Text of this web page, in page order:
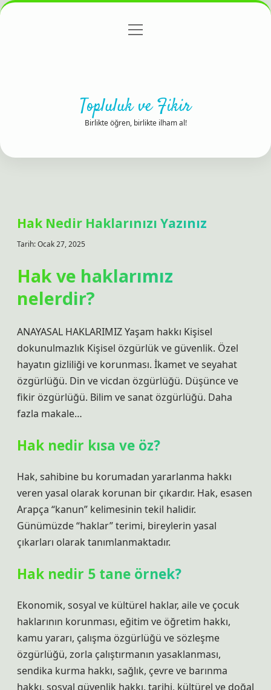
Gizlilik Politikası
menüyü
Topluluk ve Fikir
Birlikte öğren, birlikte ilham al!
Hak Nedir Haklarınızı Yazınız
Tarih: Ocak 27, 2025
Hak ve haklarımız
nelerdir?
ANAYASAL HAKLARIMIZ Yaşam hakkı Kişisel
dokunulmazlık Kişisel özgürlük ve güvenlik. Özel
hayatın gizliliği ve korunması. İkamet ve seyahat
özgürlüğü. Din ve vicdan özgürlüğü. Düşünce ve
fikir özgürlüğü. Bilim ve sanat özgürlüğü. Daha
fazla makale…
Hak nedir kısa ve öz?
Hak, sahibine bu korumadan yararlanma hakkı
veren yasal olarak korunan bir çıkardır. Hak, esasen
Arapça “kanun” kelimesinin tekil halidir.
Günümüzde “haklar” terimi, bireylerin yasal
çıkarları olarak tanımlanmaktadır.
Hak nedir 5 tane örnek?
Ekonomik, sosyal ve kültürel haklar, aile ve çocuk
haklarının korunması, eğitim ve öğretim hakkı,
kamu yararı, çalışma özgürlüğü ve sözleşme
özgürlüğü, zorla çalıştırmanın yasaklanması,
sendika kurma hakkı, sağlık, çevre ve barınma
hakkı, sosyal güvenlik hakkı, tarihi, kültürel ve doğal